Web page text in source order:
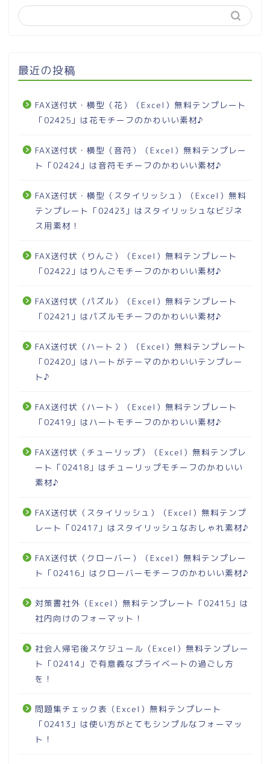
最近の投稿
FAX送付状・横型（花）（Excel）無料テンプレート
「02425」は花モチーフのかわいい素材♪
FAX送付状・横型（音符）（Excel）無料テンプレー
ト「02424」は音符モチーフのかわいい素材♪
FAX送付状・横型（スタイリッシュ）（Excel）無料
テンプレート「02423」はスタイリッシュなビジネ
ス用素材！
FAX送付状（りんご）（Excel）無料テンプレート
「02422」はりんごモチーフのかわいい素材♪
FAX送付状（パズル）（Excel）無料テンプレート
「02421」はパズルモチーフのかわいい素材♪
FAX送付状（ハート２）（Excel）無料テンプレート
「02420」はハートがテーマのかわいいテンプレー
ト♪
FAX送付状（ハート）（Excel）無料テンプレート
「02419」はハートモチーフのかわいい素材♪
FAX送付状（チューリップ）（Excel）無料テンプレ
ート「02418」はチューリップモチーフのかわいい
素材♪
FAX送付状（スタイリッシュ）（Excel）無料テンプ
レート「02417」はスタイリッシュなおしゃれ素材♪
FAX送付状（クローバー）（Excel）無料テンプレー
ト「02416」はクローバーモチーフのかわいい素材♪
対策書社外（Excel）無料テンプレート「02415」は
社内向けのフォーマット！
社会人帰宅後スケジュール（Excel）無料テンプレー
ト「02414」で有意義なプライベートの過ごし方
を！
問題集チェック表（Excel）無料テンプレート
「02413」は使い方がとてもシンプルなフォーマッ
ト！